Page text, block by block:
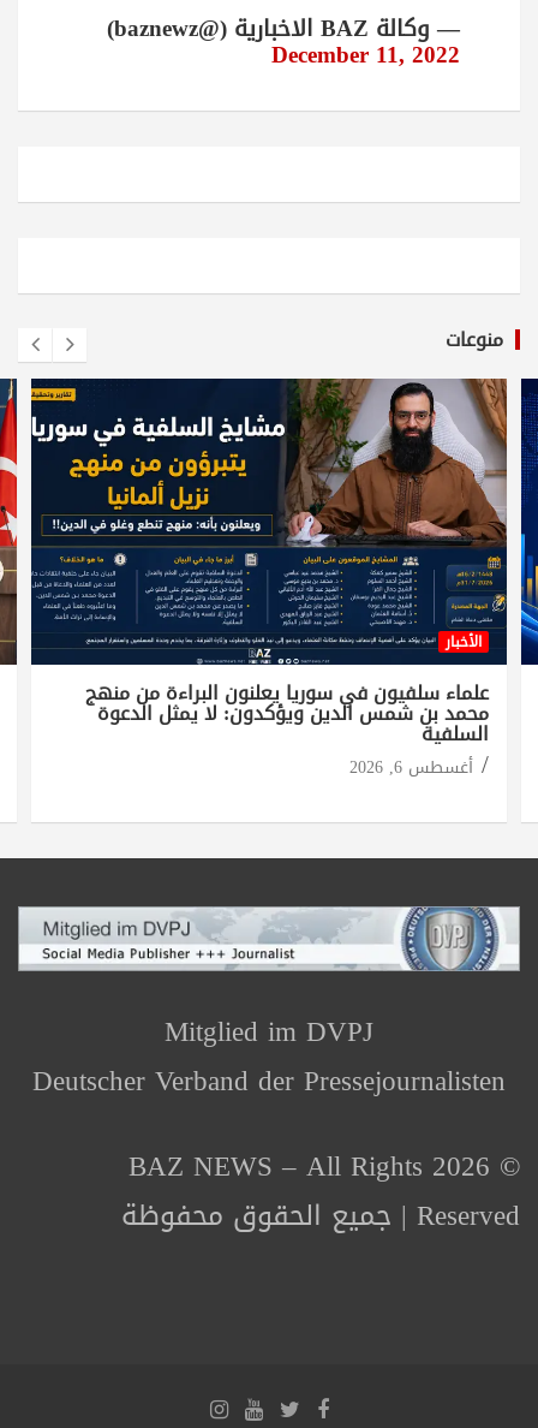
— وكالة BAZ الاخبارية (@baznewz)
December 11, 2022
منوعات
الأخبار
علماء سلفيون في سوريا يعلنون البراءة من منهج
محمد بن شمس الدين ويؤكدون: لا يمثل الدعوة
السلفية
أغسطس 6, 2026
Mitglied im DVPJ
Deutscher Verband der Pressejournalisten
© 2026 BAZ NEWS – All Rights
Reserved | جميع الحقوق محفوظة